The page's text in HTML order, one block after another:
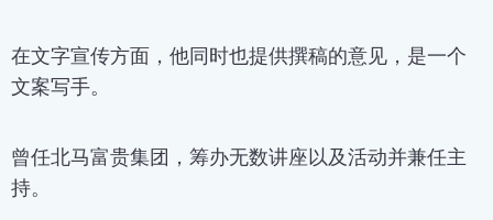
在文字宣传方面，他同时也提供撰稿的意见，是一个
文案写手。
曾任北马富贵集团，筹办无数讲座以及活动并兼任主
持。